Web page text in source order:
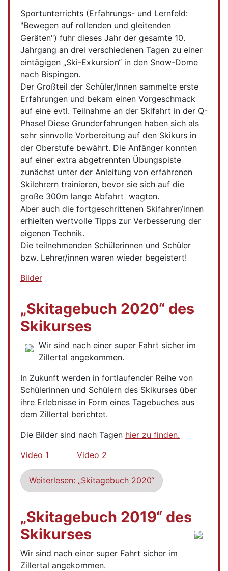
Sportunterrichts (Erfahrungs- und Lernfeld:
"Bewegen auf rollenden und gleitenden
Geräten") fuhr dieses Jahr der gesamte 10.
Jahrgang an drei verschiedenen Tagen zu einer
eintägigen „Ski-Exkursion“ in den Snow-Dome
nach Bispingen.
Der Großteil der Schüler/Innen sammelte erste
Erfahrungen und bekam einen Vorgeschmack
auf eine evtl. Teilnahme an der Skifahrt in der Q-
Phase! Diese Grunderfahrungen haben sich als
sehr sinnvolle Vorbereitung auf den Skikurs in
der Oberstufe bewährt. Die Anfänger konnten
auf einer extra abgetrennten Übungspiste
zunächst unter der Anleitung von erfahrenen
Skilehrern trainieren, bevor sie sich auf die
große 300m lange Abfahrt wagten.
Aber auch die fortgeschrittenen Skifahrer/innen
erhielten wertvolle Tipps zur Verbesserung der
eigenen Technik.
Die teilnehmenden Schülerinnen und Schüler
bzw. Lehrer/innen waren wieder begeistert!
Bilder
„Skitagebuch 2020“ des
Skikurses
Wir sind nach einer super Fahrt sicher im
Zillertal angekommen.
In Zukunft werden in fortlaufender Reihe von
Schülerinnen und Schülern des Skikurses über
ihre Erlebnisse in Form eines Tagebuches aus
dem Zillertal berichtet.
Die Bilder sind nach Tagen hier zu finden.
Video 1
Video 2
Weiterlesen: „Skitagebuch 2020“
„Skitagebuch 2019“ des
Skikurses
Wir sind nach einer super Fahrt sicher im
Zillertal angekommen.